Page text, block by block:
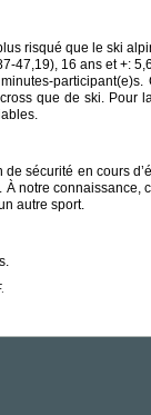
risqué que le ski
47,19), 16 ans et +:
que de ski. Pour
sécurité en cours
notre connaissance,
autre sport.